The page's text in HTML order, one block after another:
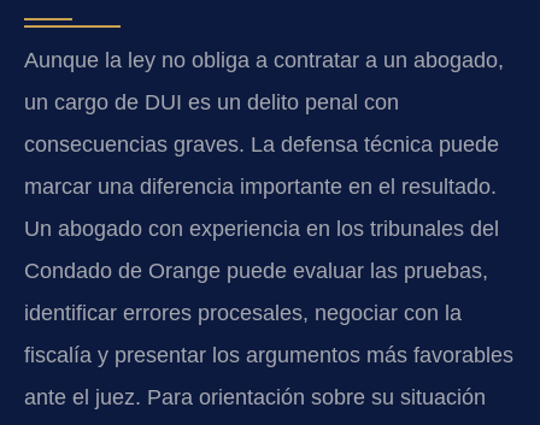
Aunque la ley no obliga a contratar a un abogado,
un cargo de DUI es un delito penal con
consecuencias graves. La defensa técnica puede
marcar una diferencia importante en el resultado.
Un abogado con experiencia en los tribunales del
Condado de Orange puede evaluar las pruebas,
identificar errores procesales, negociar con la
fiscalía y presentar los argumentos más favorables
ante el juez. Para orientación sobre su situación